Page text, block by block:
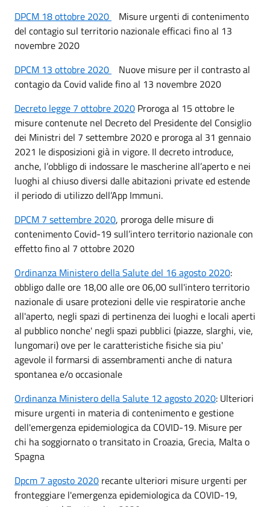
DPCM 18 ottobre 2020
Misure urgenti di contenimento
del contagio sul territorio nazionale efficaci fino al 13
novembre 2020
DPCM 13 ottobre 2020
Nuove misure per il contrasto al
contagio da Covid valide fino al 13 novembre 2020
Decreto legge 7 ottobre 2020 Proroga al 15 ottobre le
misure contenute nel Decreto del Presidente del Consiglio
dei Ministri del 7 settembre 2020 e proroga al 31 gennaio
2021 le disposizioni già in vigore. Il decreto introduce,
anche, l’obbligo di indossare le mascherine all’aperto e nei
luoghi al chiuso diversi dalle abitazioni private ed estende
il periodo di utilizzo dell’App Immuni.
DPCM 7 settembre 2020, proroga delle misure di
contenimento Covid-19 sull’intero territorio nazionale con
effetto fino al 7 ottobre 2020
Ordinanza Ministero della Salute del 16 agosto 2020:
obbligo dalle ore 18,00 alle ore 06,00 sull'intero territorio
nazionale di usare protezioni delle vie respiratorie anche
all'aperto, negli spazi di pertinenza dei luoghi e locali aperti
al pubblico nonche' negli spazi pubblici (piazze, slarghi, vie,
lungomari) ove per le caratteristiche fisiche sia piu'
agevole il formarsi di assembramenti anche di natura
spontanea e/o occasionale
Ordinanza Ministero della Salute 12 agosto 2020: Ulteriori
misure urgenti in materia di contenimento e gestione
dell'emergenza epidemiologica da COVID-19. Misure per
chi ha soggiornato o transitato in Croazia, Grecia, Malta o
Spagna
Dpcm 7 agosto 2020 recante ulteriori misure urgenti per
fronteggiare l'emergenza epidemiologica da COVID-19,